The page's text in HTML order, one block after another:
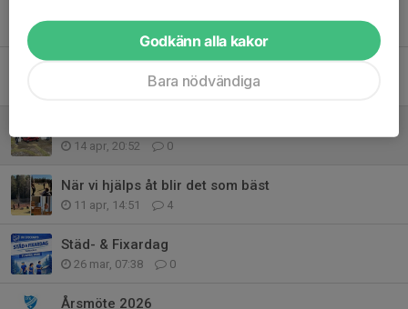
0
14 apr, 20:52 0
När vi hjälps åt blir det som bäst
11 apr, 14:51 4
Städ- & Fixardag
26 mar, 07:38 0
Årsmöte 2026
Godkänn alla kakor
Bara nödvändiga